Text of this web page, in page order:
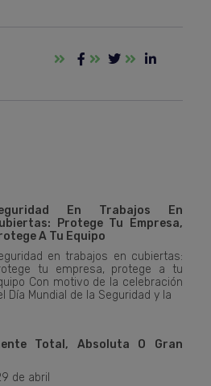
En Trabajos En
Protege Tu Empresa,
A Tu Equipo
en trabajos en cubiertas:
tu empresa, protege a tu
Con motivo de la celebración
Día Mundial de la Seguridad y la
Total, Absoluta O Gran
de abril